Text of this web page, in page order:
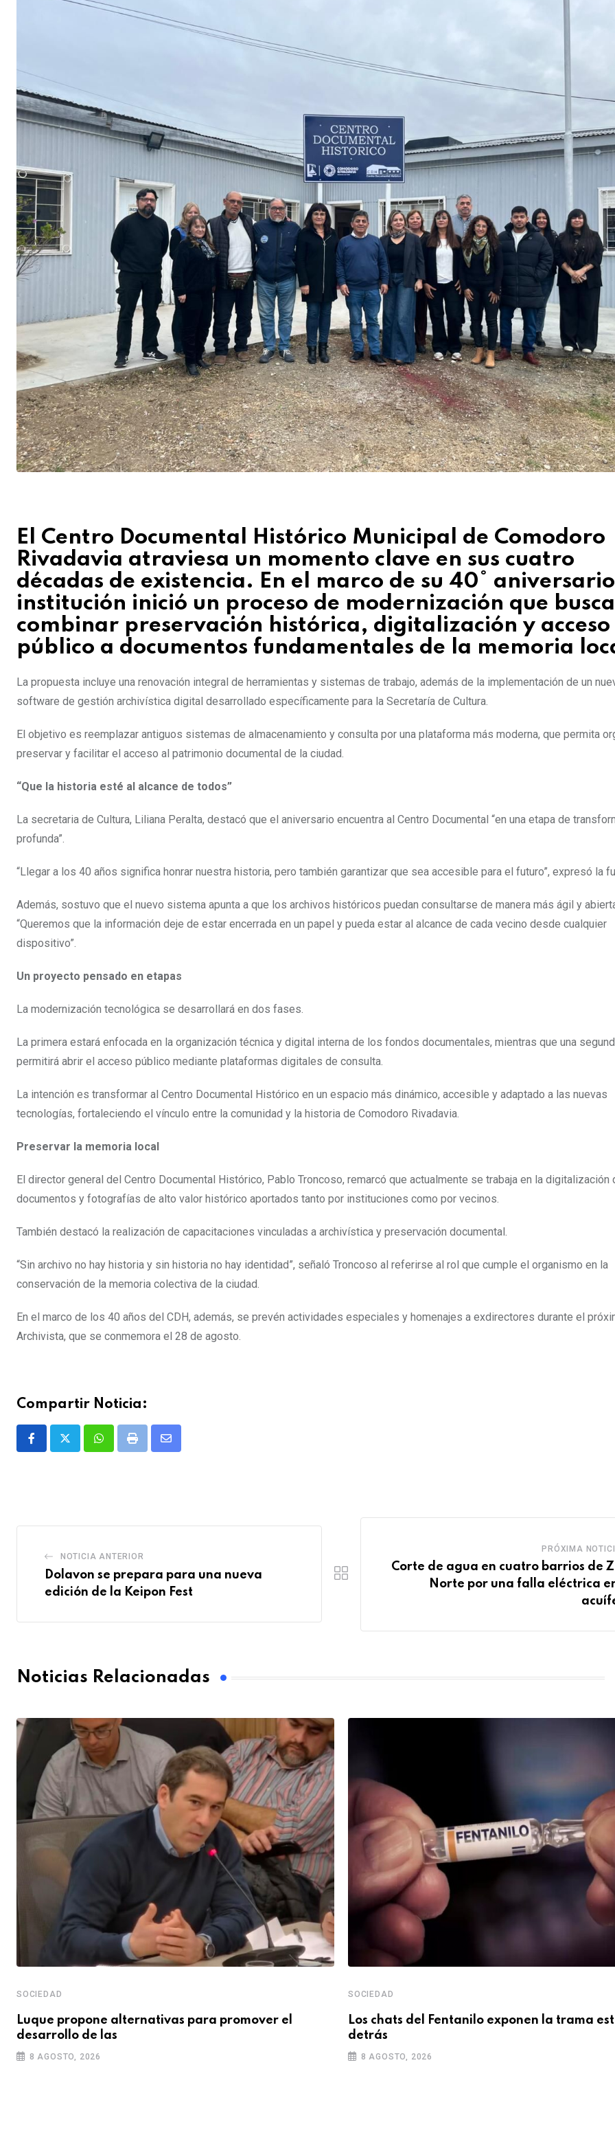
El Centro Documental Histórico Municipal de Comodoro
Rivadavia atraviesa un momento clave en sus cuatro
décadas de existencia. En el marco de su 40°
institución inició un proceso de modernización que busca
combinar preservación histórica, digitalización y acceso
público a documentos fundamentales de la memoria
La propuesta incluye una renovación integral de herramientas y sistemas de trabajo, además de la implementación de un
software de gestión archivística digital desarrollado específicamente para la Secretaría de Cultura.
El objetivo es reemplazar antiguos sistemas de almacenamiento y consulta por una plataforma más moderna, que permita
preservar y facilitar el acceso al patrimonio documental de la ciudad.
“Que la historia esté al alcance de todos”
La secretaria de Cultura, Liliana Peralta, destacó que el aniversario encuentra al Centro Documental “en una etapa de
profunda”.
“Llegar a los 40 años significa honrar nuestra historia, pero también garantizar que sea accesible para el futuro”, expresó la
Además, sostuvo que el nuevo sistema apunta a que los archivos históricos puedan consultarse de manera más ágil y
“Queremos que la información deje de estar encerrada en un papel y pueda estar al alcance de cada vecino desde cualquier
dispositivo”.
Un proyecto pensado en etapas
La modernización tecnológica se desarrollará en dos fases.
La primera estará enfocada en la organización técnica y digital interna de los fondos documentales, mientras que una
permitirá abrir el acceso público mediante plataformas digitales de consulta.
La intención es transformar al Centro Documental Histórico en un espacio más dinámico, accesible y adaptado a las nuevas
tecnologías, fortaleciendo el vínculo entre la comunidad y la historia de Comodoro Rivadavia.
Preservar la memoria local
El director general del Centro Documental Histórico, Pablo Troncoso, remarcó que actualmente se trabaja en la digitalización
documentos y fotografías de alto valor histórico aportados tanto por instituciones como por vecinos.
También destacó la realización de capacitaciones vinculadas a archivística y preservación documental.
“Sin archivo no hay historia y sin historia no hay identidad”, señaló Troncoso al referirse al rol que cumple el organismo en la
conservación de la memoria colectiva de la ciudad.
En el marco de los 40 años del CDH, además, se prevén actividades especiales y homenajes a exdirectores durante el
Archivista, que se conmemora el 28 de agosto.
Compartir Noticia:
WhatsappPrint
Share
NOTICIA ANTERIOR
Dolavon se prepara para una nueva
edición de la Keipon Fest
PRÓXIMA
Corte de agua en cuatro barrios de
Norte por una falla eléctrica
Noticias Relacionadas
SOCIEDAD
Luque propone alternativas para promover el
desarrollo de las
8 AGOSTO, 2026
SOCIEDAD
Los chats del Fentanilo exponen la trama
detrás
8 AGOSTO, 2026